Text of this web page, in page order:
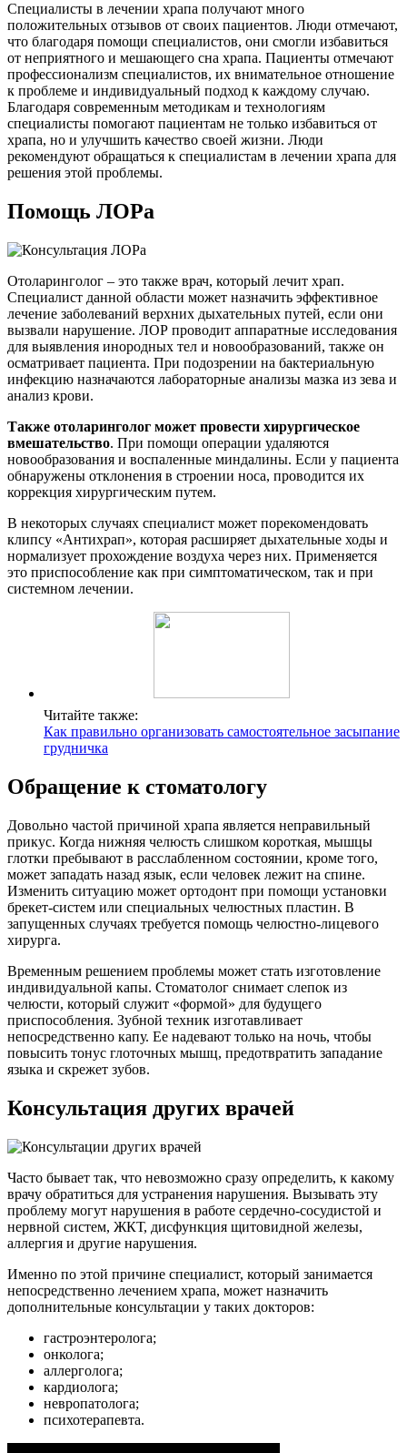
Специалисты в лечении храпа получают много
положительных отзывов от своих пациентов. Люди отмечают,
что благодаря помощи специалистов, они смогли избавиться
от неприятного и мешающего сна храпа. Пациенты отмечают
профессионализм специалистов, их внимательное отношение
к проблеме и индивидуальный подход к каждому случаю.
Благодаря современным методикам и технологиям
специалисты помогают пациентам не только избавиться от
храпа, но и улучшить качество своей жизни. Люди
рекомендуют обращаться к специалистам в лечении храпа для
решения этой проблемы.
Помощь ЛОРа
Отоларинголог – это также врач, который лечит храп.
Специалист данной области может назначить эффективное
лечение заболеваний верхних дыхательных путей, если они
вызвали нарушение. ЛОР проводит аппаратные исследования
для выявления инородных тел и новообразований, также он
осматривает пациента. При подозрении на бактериальную
инфекцию назначаются лабораторные анализы мазка из зева и
анализ крови.
Также отоларинголог может провести хирургическое
вмешательство. При помощи операции удаляются
новообразования и воспаленные миндалины. Если у пациента
обнаружены отклонения в строении носа, проводится их
коррекция хирургическим путем.
В некоторых случаях специалист может порекомендовать
клипсу «Антихрап», которая расширяет дыхательные ходы и
нормализует прохождение воздуха через них. Применяется
это приспособление как при симптоматическом, так и при
системном лечении.
Читайте также:
Как правильно организовать самостоятельное засыпание
грудничка
Обращение к стоматологу
Довольно частой причиной храпа является неправильный
прикус. Когда нижняя челюсть слишком короткая, мышцы
глотки пребывают в расслабленном состоянии, кроме того,
может западать назад язык, если человек лежит на спине.
Изменить ситуацию может ортодонт при помощи установки
брекет-систем или специальных челюстных пластин. В
запущенных случаях требуется помощь челюстно-лицевого
хирурга.
Временным решением проблемы может стать изготовление
индивидуальной капы. Стоматолог снимает слепок из
челюсти, который служит «формой» для будущего
приспособления. Зубной техник изготавливает
непосредственно капу. Ее надевают только на ночь, чтобы
повысить тонус глоточных мышц, предотвратить западание
языка и скрежет зубов.
Консультация других врачей
Часто бывает так, что невозможно сразу определить, к какому
врачу обратиться для устранения нарушения. Вызывать эту
проблему могут нарушения в работе сердечно-сосудистой и
нервной систем, ЖКТ, дисфункция щитовидной железы,
аллергия и другие нарушения.
Именно по этой причине специалист, который занимается
непосредственно лечением храпа, может назначить
дополнительные консультации у таких докторов:
гастроэнтеролога;
онколога;
аллерголога;
кардиолога;
невропатолога;
психотерапевта.